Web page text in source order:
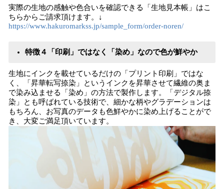
実際の生地の感触や色合いを確認できる「生地見本帳」はこ
ちらからご請求頂けます。↓
https://www.hakuromarkss.jp/sample_form/order-noren/
特徴４「印刷」ではなく「染め」なので色が鮮やか
生地にインクを載せているだけの「プリント印刷」ではな
く、「昇華転写捺染」というインクを昇華させて繊維の奥ま
で染み込ませる「染め」の方法で製作します。「デジタル捺
染」とも呼ばれている技術で、細かな柄やグラデーションは
もちろん、お写真のデータも色鮮やかに染め上げることがで
き、大変ご満足頂いています。